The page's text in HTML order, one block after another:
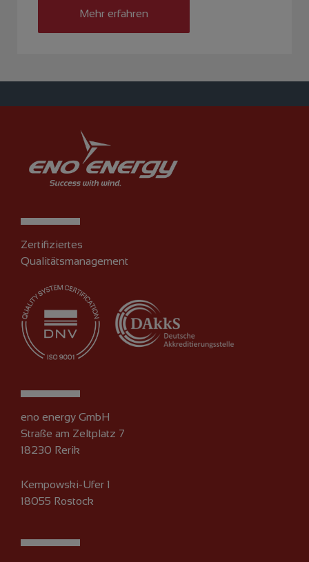
Mehr erfahren
Zertifiziertes
Qualitätsmanagement
eno energy GmbH
Straße am Zeltplatz 7
18230 Rerik
Kempowski-Ufer 1
18055 Rostock